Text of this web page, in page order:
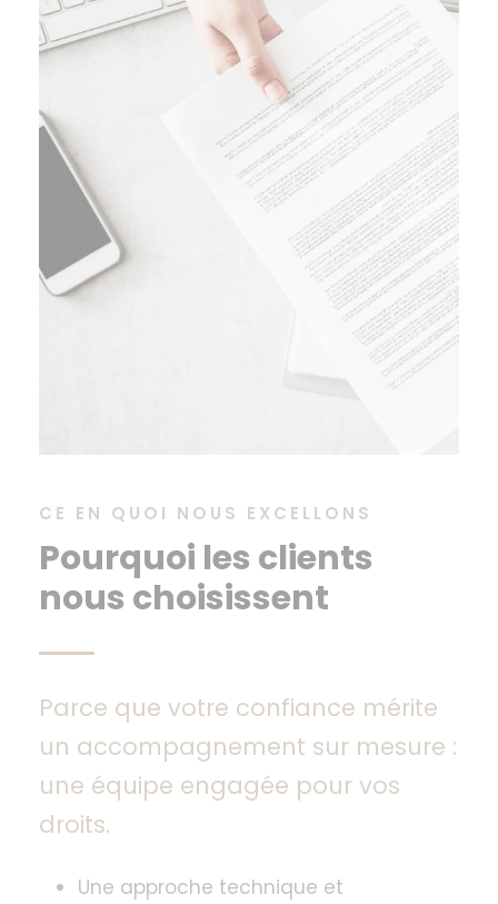
CE EN QUOI NOUS EXCELLONS
Pourquoi les clients
nous choisissent
Parce que votre confiance mérite
un accompagnement sur mesure :
une équipe engagée pour vos
droits.
Une approche technique et